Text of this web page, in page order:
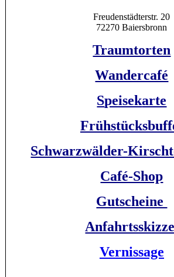
Freudenstädterstr. 20
72270 Baiersbronn
Traumtorten
Wandercafé
Speisekarte
Schwarzwälder-
Café-Shop
Gutscheine
Anfahrtsskizze
Vernissage